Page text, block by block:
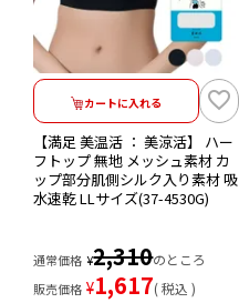
カートに入れる
【満足 美温活 ： 美涼活】 ハー
フトップ 無地 メッシュ素材 カ
ップ部分肌側シルク入り素材 吸
水速乾 LLサイズ(37-4530G)
通常価格 ¥2,310のところ
販売価格 ¥1,617 税込